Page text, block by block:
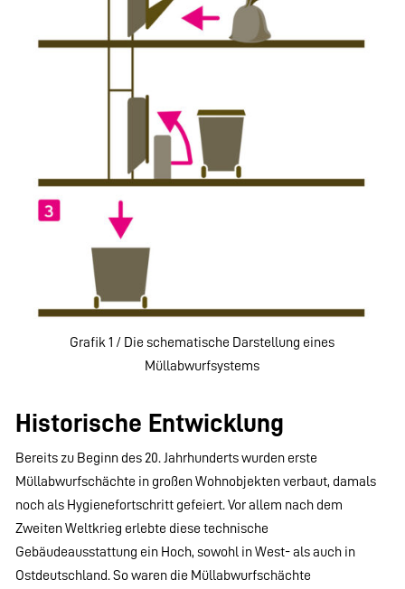
Grafik 1 / Die schematische Darstellung eines
Müllabwurfsystems
Historische Entwicklung
Bereits zu Beginn des 20. Jahrhunderts wurden erste
Müllabwurfschächte in großen Wohnobjekten verbaut, damals
noch als Hygienefortschritt gefeiert. Vor allem nach dem
Zweiten Weltkrieg erlebte diese technische
Gebäudeausstattung ein Hoch, sowohl in West- als auch in
Ostdeutschland. So waren die Müllabwurfschächte